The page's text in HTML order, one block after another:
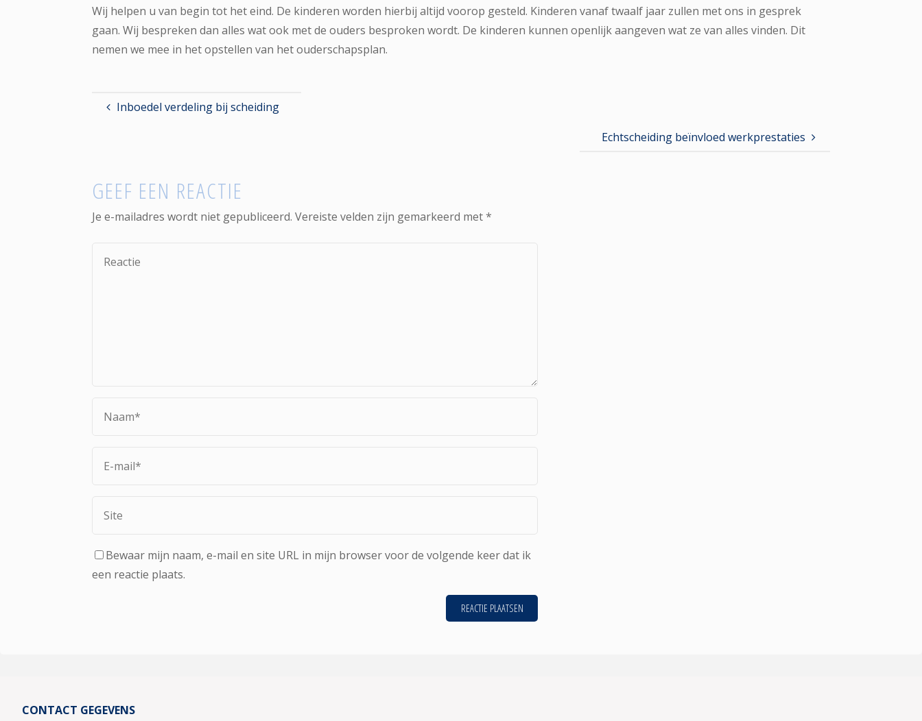
Wij helpen u van begin tot het eind. De kinderen worden hierbij altijd voorop gesteld. Kinderen vanaf twaalf jaar zullen met ons in gesprek
gaan. Wij bespreken dan alles wat ook met de ouders besproken wordt. De kinderen kunnen openlijk aangeven wat ze van alles vinden. Dit
nemen we mee in het opstellen van het ouderschapsplan.
Inboedel verdeling bij scheiding
Echtscheiding beïnvloed werkprestaties
GEEF EEN REACTIE
Je e-mailadres wordt niet gepubliceerd. Vereiste velden zijn gemarkeerd met*
Bewaar mijn naam, e-mail en site URL in mijn browser voor de volgende keer dat ik
een reactie plaats.
CONTACT GEGEVENS